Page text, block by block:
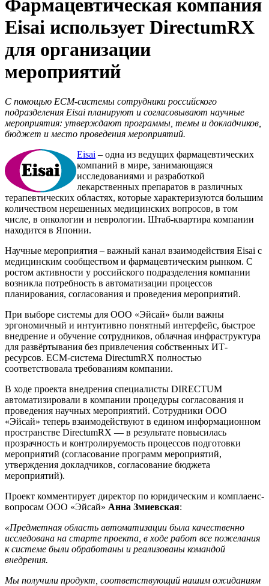
Фармацевтическая компания
Eisai использует DirectumRX
для организации
мероприятий
С помощью ECM-системы сотрудники российского
подразделения Eisai планируют и согласовывают научные
мероприятия: утверждают программы, темы и докладчиков,
бюджет и место проведения мероприятий.
Eisai – одна из ведущих фармацевтических
компаний в мире, занимающаяся
исследованиями и разработкой
лекарственных препаратов в различных
терапевтических областях, которые характеризуются большим
количеством нерешенных медицинских вопросов, в том
числе, в онкологии и неврологии. Штаб-квартира компании
находится в Японии.
Научные мероприятия – важный канал взаимодействия Eisai с
медицинским сообществом и фармацевтическим рынком. С
ростом активности у российского подразделения компании
возникла потребность в автоматизации процессов
планирования, согласования и проведения мероприятий.
При выборе системы для ООО «Эйсай» были важны
эргономичный и интуитивно понятный интерфейс, быстрое
внедрение и обучение сотрудников, облачная инфраструктура
для развёртывания без привлечения собственных ИТ-
ресурсов. ECM-система DirectumRX полностью
соответствовала требованиям компании.
В ходе проекта внедрения специалисты DIRECTUM
автоматизировали в компании процедуры согласования и
проведения научных мероприятий. Сотрудники ООО
«Эйсай» теперь взаимодействуют в едином информационном
пространстве DirectumRX — в результате повысилась
прозрачность и контролируемость процессов подготовки
мероприятий (согласование программ мероприятий,
утверждения докладчиков, согласование бюджета
мероприятий).
Проект комментирует директор по юридическим и комплаенс-
вопросам ООО «Эйсай» Анна Змиевская:
«Предметная область автоматизации была качественно
исследована на старте проекта, в ходе работ все пожелания
к системе были обработаны и реализованы командой
внедрения.
Мы получили продукт, соответствующий нашим ожиданиям